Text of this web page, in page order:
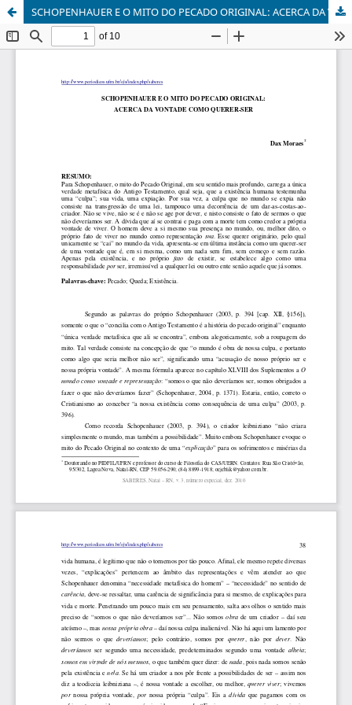
SCHOPENHAUER E O MITO DO PECADO ORIGINAL: ACERCA DA VONTADE COMO QUERER-SER